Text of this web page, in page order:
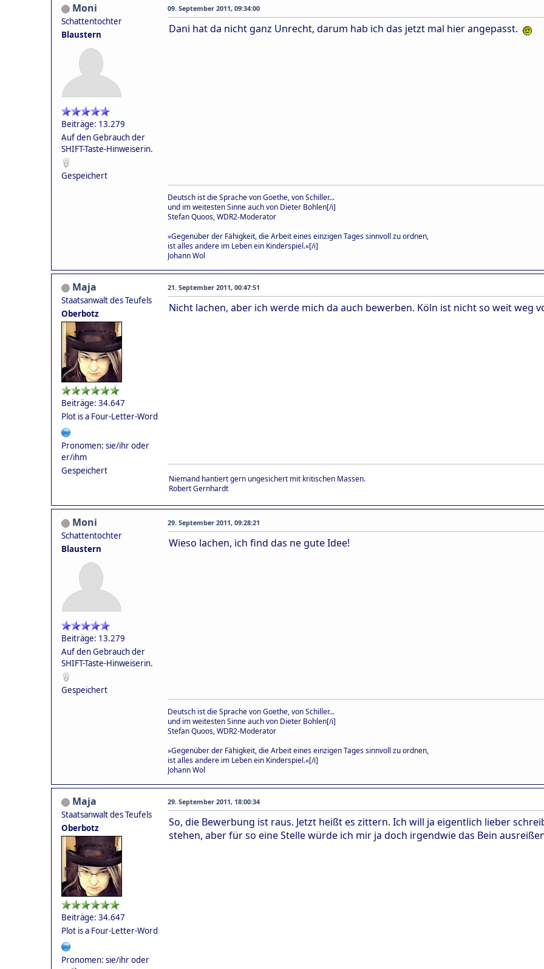
Moni
Schattentochter
Blaustern
Beiträge: 13.279
Auf den Gebrauch der
SHIFT-Taste-Hinweiserin.
Gespeichert
09. September 2011, 09:34:00
Dani hat da nicht ganz Unrecht, darum hab ich das jetzt mal hier angepasst.
Deutsch ist die Sprache von Goethe, von Schiller...
und im weitesten Sinne auch von Dieter Bohlen[/i]
Stefan Quoos, WDR2-Moderator
»Gegenüber der Fähigkeit, die Arbeit eines einzigen Tages sinnvoll zu ordnen,
ist alles andere im Leben ein Kinderspiel.«[/i]
Johann Wol
Maja
Staatsanwalt des Teufels
Oberbotz
Beiträge: 34.647
Plot is a Four-Letter-Word
Pronomen: sie/ihr oder
er/ihm
Gespeichert
21. September 2011, 00:47:51
Nicht lachen, aber ich werde mich da auch bewerben. Köln ist nicht so weit weg
Niemand hantiert gern ungesichert mit kritischen Massen.
Robert Gernhardt
Moni
Schattentochter
Blaustern
Beiträge: 13.279
Auf den Gebrauch der
SHIFT-Taste-Hinweiserin.
Gespeichert
29. September 2011, 09:28:21
Wieso lachen, ich find das ne gute Idee!
Deutsch ist die Sprache von Goethe, von Schiller...
und im weitesten Sinne auch von Dieter Bohlen[/i]
Stefan Quoos, WDR2-Moderator
»Gegenüber der Fähigkeit, die Arbeit eines einzigen Tages sinnvoll zu ordnen,
ist alles andere im Leben ein Kinderspiel.«[/i]
Johann Wol
Maja
Staatsanwalt des Teufels
Oberbotz
Beiträge: 34.647
Plot is a Four-Letter-Word
Pronomen: sie/ihr oder
29. September 2011, 18:00:34
So, die Bewerbung ist raus. Jetzt heißt es zittern. Ich will ja eigentlich lieber
stehen, aber für so eine Stelle würde ich mir ja doch irgendwie das Bein